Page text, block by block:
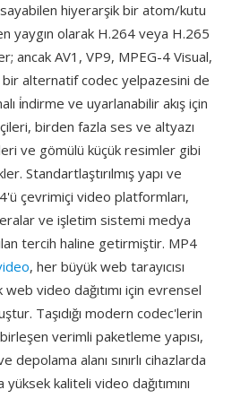
hiyerarşik bir atom/kutu
en yaygın olarak H.264 veya H.265
ancak AV1, VP9, MPEG-4 Visual,
bir alternatif codec yelpazesini de
i̇ndirme ve uyarlanabilir akış için
birden fazla ses ve altyazı
ve gömülü küçük resimler gibi
Standartlaştırılmış yapı ve
çevrimiçi video platformları,
ve işletim sistemi medya
tercih haline getirmiştir. MP4
, her büyük web tarayıcısı
video dağıtımı için evrensel
Taşıdığı modern codec'lerin
verimli paketleme yapısı,
depolama alanı sınırlı cihazlarda
kaliteli video dağıtımını